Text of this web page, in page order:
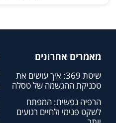
מאמרים אחרונים
שיטת 369: איך עושים את
טכניקת ההגשמה של טסלה
הרפיה נפשית: המפתח
לשקט פנימי ולחיים רגועים